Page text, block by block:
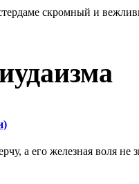
скромный и
а его железная воля